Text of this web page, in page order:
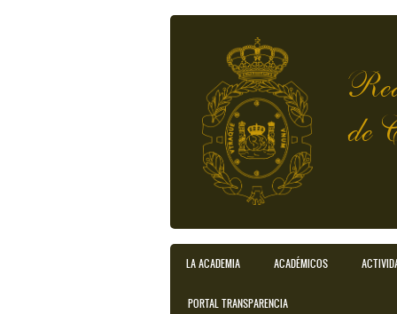
de
Menú principal
LA ACADEMIA ACADÉMICOS
PORTAL TRANSPARENCIA